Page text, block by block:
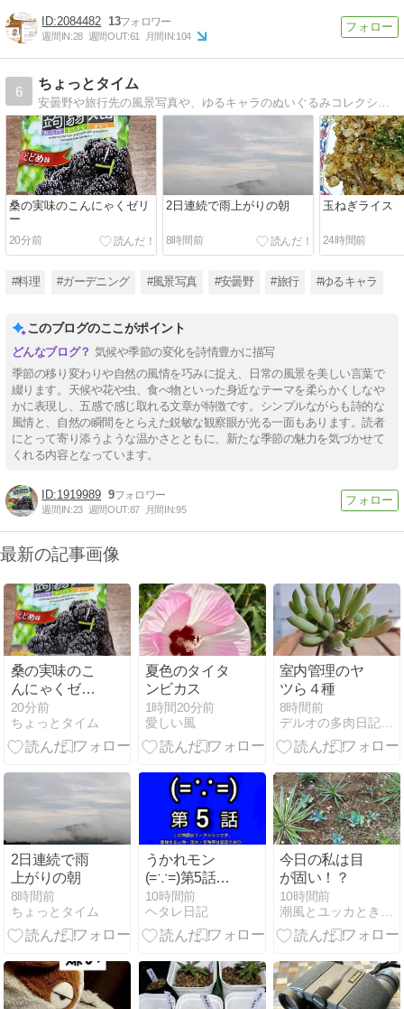
2084482 13
週間IN:28 週間OUT:61 月間IN:104
6
ちょっとタイム
桑の実味のこんにゃくゼリ
ー
20分前
2日連続で雨上がりの朝
8時間前
玉ねぎライス
24時間前
#料理 #ガーデニング #風景写真 #安曇野 #旅行 #ゆるキャラ
このブログのここがポイント
気候や季節の変化を詩情豊かに描写
季節の移り変わりや自然の風情を巧みに捉え、日常の風景を美しい言葉で
綴ります。天候や花や虫、食べ物といった身近なテーマを柔らかくしなや
かに表現し、五感で感じ取れる文章が特徴です。シンプルながらも詩的な
風情と、自然の瞬間をとらえた鋭敏な観察眼が光る一面もあります。読者
にとって寄り添うような温かさとともに、新たな季節の魅力を気づかせて
くれる内容となっています。
1919989 9
週間IN:23 週間OUT:87 月間IN:95
最新の記事画像
桑の実味のこ
んにゃくゼリ
ー
20分前
ちょっとタイム
夏色のタイタ
ンビカス
1時間20分前
愛しい風
室内管理のヤ
ツら４種
8時間前
デルオの多肉日記 - 楽天ブログ
2日連続で雨
上がりの朝
8時間前
ちょっとタイム
うかれモン
(=∵=)第5話
「スーパープ
ロテイン」
10時間前
ヘタレ日記
今日の私は目
が固い！？
10時間前
潮風とユッカときどきサボテン